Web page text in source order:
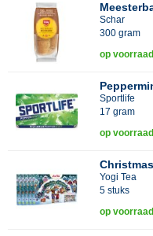
Schar
300 gram
op voorraad
Sportlife
17 gram
op voorraad
Yogi Tea
5 stuks
op voorraad